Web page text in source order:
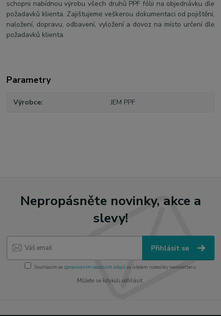
schopni nabídnou výrobu všech druhů PPF fólii na objednávku dle
požadavků klienta. Zajištujeme veškerou dokumentaci od pojištění,
naložení, dopravu, odbavení, vyložení a dovoz na místo určení dle
požadavků klienta.
Parametry
Výrobce JEM PPF
Nepropásněte novinky, akce a
slevy!
Přihlásit se
Souhlasím se zpracováním osobních údajůza účelem rozesílky newsletteru.
Můžete se kdykoli odhlásit.